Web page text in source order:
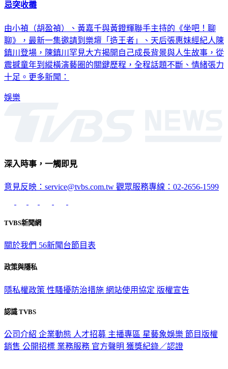
忌突收攤
由小禎（胡盈禎）、黃嘉千與黃鐙輝聯手主持的《坐吧！聊
聊》，最新一集邀請到樂壇「造王者」、天后張惠妹經紀人陳
鎮川登場，陳鎮川罕見大方揭開自己成長背景與人生故事，從
震撼童年到縱橫演藝圈的關鍵歷程，全程話題不斷、情緒張力
十足。更多新聞：
娛樂
深入時事，一觸即見
意見反映：service@tvbs.com.tw 觀眾服務專線：02-2656-1599
TVBS新聞網
關於我們 56新聞台節目表
政策與隱私
隱私權政策 性騷擾防治措施 網站使用協定 版權宣告
認識 TVBS
公司介紹 企業動態 人才招募 主播專區 星藝象娛樂 節目版權
銷售 公開招標 業務服務 官方聲明 獲獎紀錄／認證